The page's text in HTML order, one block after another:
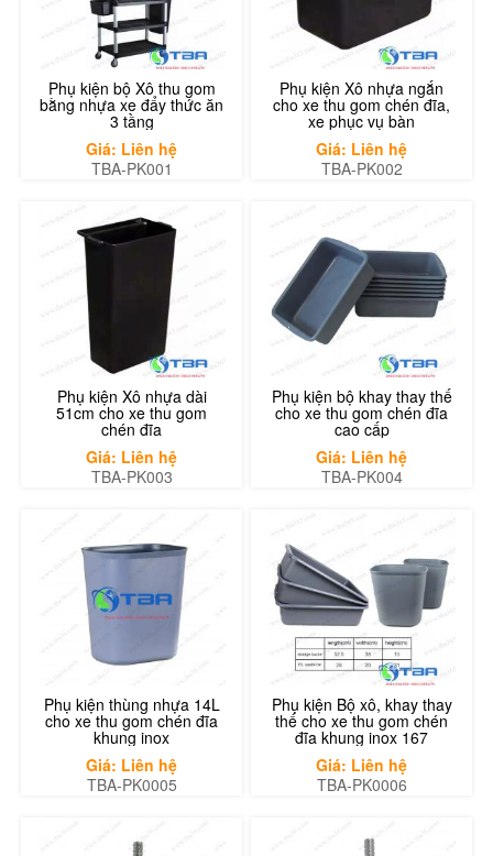
Phụ kiện bộ Xô thu gom
bằng nhựa xe đẩy thức ăn
3 tầng
Giá: Liên hệ
TBA-PK001
Phụ kiện Xô nhựa ngắn
cho xe thu gom chén đĩa,
xe phục vụ bàn
Giá: Liên hệ
TBA-PK002
Phụ kiện Xô nhựa dài
51cm cho xe thu gom
chén đĩa
Giá: Liên hệ
TBA-PK003
Phụ kiện bộ khay thay thế
cho xe thu gom chén đĩa
cao cấp
Giá: Liên hệ
TBA-PK004
Phụ kiện thùng nhựa 14L
cho xe thu gom chén đĩa
khung inox
Giá: Liên hệ
TBA-PK0005
Phụ kiện Bộ xô, khay thay
thế cho xe thu gom chén
đĩa khung inox 167
Giá: Liên hệ
TBA-PK0006